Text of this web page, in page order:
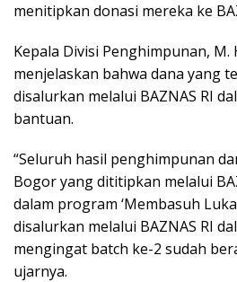
menitipkan donasi mereka ke
Kepala Divisi Penghimpunan, M.
menjelaskan bahwa dana yang
disalurkan melalui BAZNAS RI
bantuan.
“Seluruh hasil penghimpunan
Bogor yang dititipkan melalui
dalam program ‘Membasuh
disalurkan melalui BAZNAS RI
mengingat batch ke-2 sudah
ujarnya.